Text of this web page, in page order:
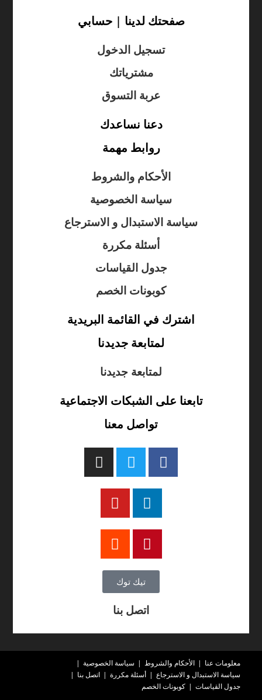
صفحتك لدينا | حسابي
تسجيل الدخول
مشترياتك
عربة التسوق
دعنا نساعدك
روابط مهمة
الأحكام والشروط
سياسة الخصوصية
سياسة الاستبدال و الاسترجاع
أسئلة مكررة
جدول القياسات
كوبونات الخصم
اشترك في القائمة البريدية
لمتابعة جديدنا
لمتابعة جديدنا
تابعنا على الشبكات الاجتماعية
تواصل معنا
تيك توك
اتصل بنا
معلومات عنا الأحكام والشروط
سياسة الخصوصية
سياسة الاستبدال و الاسترجاع
أسئلة مكررة
اتصل بنا
جدول القياسات
كوبونات الخصم